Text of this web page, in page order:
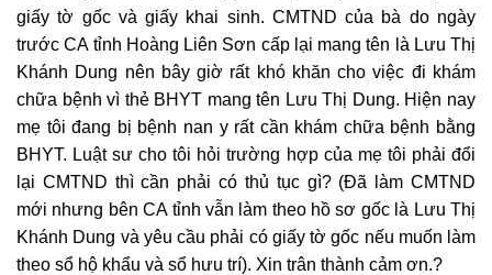
giấy tờ gốc và giấy khai sinh. CMTND của bà do ngày
trước CA tỉnh Hoàng Liên Sơn cấp lại mang tên là Lưu Thị
Khánh Dung nên bây giờ rất khó khăn cho việc đi khám
chữa bệnh vì thẻ BHYT mang tên Lưu Thị Dung. Hiện nay
mẹ tôi đang bị bệnh nan y rất cần khám chữa bệnh bằng
BHYT. Luật sư cho tôi hỏi trường hợp của mẹ tôi phải đổi
lại CMTND thì cần phải có thủ tục gì? (Đã làm CMTND
mới nhưng bên CA tỉnh vẫn làm theo hồ sơ gốc là Lưu Thị
Khánh Dung và yêu cầu phải có giấy tờ gốc nếu muốn làm
theo sổ hộ khẩu và sổ hưu trí). Xin trân thành cảm ơn.?